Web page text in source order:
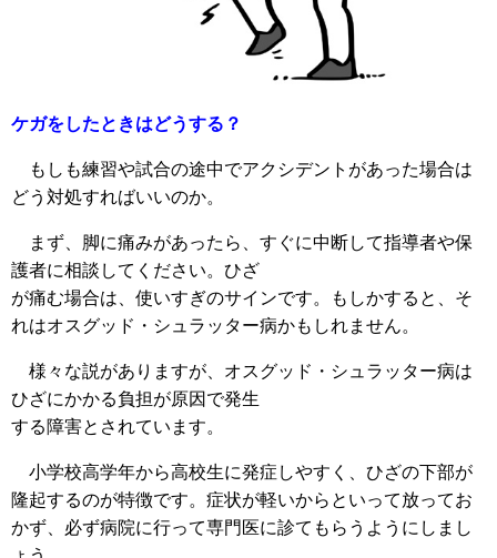
ケガをしたときはどうする？
もしも練習や試合の途中でアクシデントがあった場合は
どう対処すればいいのか。
まず、脚に痛みがあったら、すぐに中断して指導者や保
護者に相談してください。ひざ
が痛む場合は、使いすぎのサインです。もしかすると、そ
れはオスグッド・シュラッター病かもしれません。
様々な説がありますが、オスグッド・シュラッター病は
ひざにかかる負担が原因で発生
する障害とされています。
小学校高学年から高校生に発症しやすく、ひざの下部が
隆起するのが特徴です。症状が軽いからといって放ってお
かず、必ず病院に行って専門医に診てもらうようにしまし